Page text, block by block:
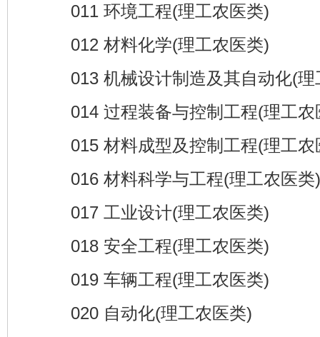
011 环境工程(理工农医类)
012 材料化学(理工农医类)
013 机械设计制造及其自动化(理
014 过程装备与控制工程(理工农
015 材料成型及控制工程(理工农
016 材料科学与工程(理工农医类)
017 工业设计(理工农医类)
018 安全工程(理工农医类)
019 车辆工程(理工农医类)
020 自动化(理工农医类)